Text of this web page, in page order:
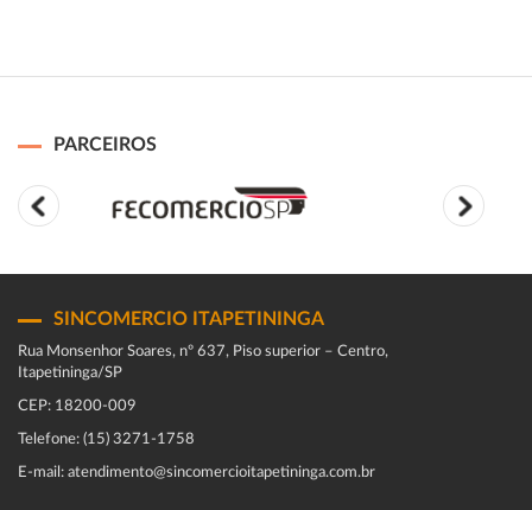
PARCEIROS
SINCOMERCIO ITAPETININGA
Rua Monsenhor Soares, nº 637, Piso superior – Centro,
Itapetininga/SP
CEP: 18200-009
Telefone: (15) 3271-1758
E-mail: atendimento@sincomercioitapetininga.com.br